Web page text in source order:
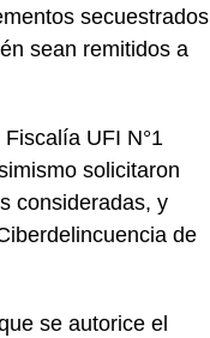
secuestrados
sean remitidos a
UFI N°1
solicitaron
consideradas, y
de
se autorice el